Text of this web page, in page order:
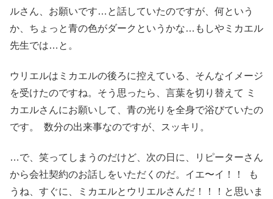
ルさん、お願いです…と話していたのですが、何という
か、ちょっと青の色がダークというかな…もしやミカエル
先生では…と。
ウリエルはミカエルの後ろに控えている、そんなイメージ
を受けたのですね。そう思ったら、言葉を切り替えて ミ
カエルさんにお願いして、青の光りを全身で浴びていたの
です。 数分の出来事なのですが、スッキリ。
…で、笑ってしまうのだけど、次の日に、リピーターさん
から会社契約のお話しをいただくのだ。イエ〜イ！！ も
うね、すぐに、ミカエルとウリエルさんだ！！！と思いま